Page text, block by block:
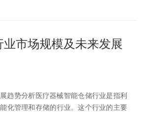
市场规模及未来发展
趋势分析医疗器械智能仓储行业是指利
化管理和存储的行业。这个行业的主要